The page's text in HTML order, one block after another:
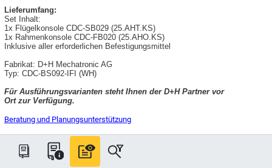
Lieferumfang:
Set Inhalt:
1x Flügelkonsole CDC-SB029 (25.AHT.KS)
1x Rahmenkonsole CDC-FB020 (25.AHO.KS)
Inklusive aller erforderlichen Befestigungsmittel
Fabrikat: D+H Mechatronic AG
Typ: CDC-BS092-IFI (WH)
Für Ausführungsvarianten steht Ihnen der D+H Partner vor
Ort zur Verfügung.
Beratung und Planungsunterstützung